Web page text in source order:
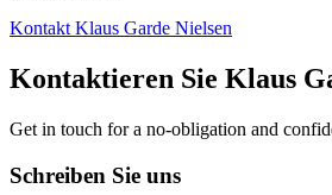
Kontakt Klaus Garde Nielsen
Kontaktieren Sie Klaus
Get in touch for a no-obligation and
Schreiben Sie uns